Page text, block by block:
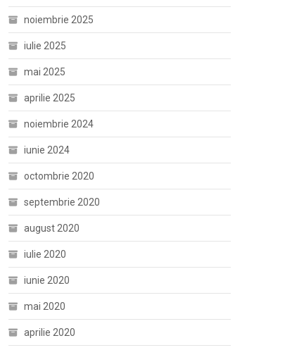
noiembrie 2025
iulie 2025
mai 2025
aprilie 2025
noiembrie 2024
iunie 2024
octombrie 2020
septembrie 2020
august 2020
iulie 2020
iunie 2020
mai 2020
aprilie 2020